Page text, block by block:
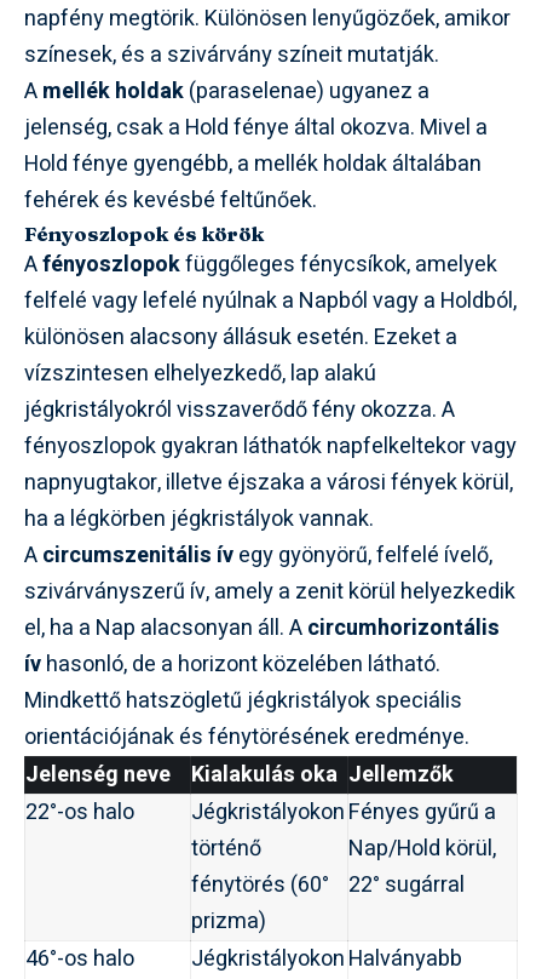
napfény megtörik. Különösen lenyűgözőek, amikor
színesek, és a szivárvány színeit mutatják.
Amellék holdak(paraselenae) ugyanez a
jelenség, csak a Hold fénye által okozva. Mivel a
Hold fénye gyengébb, a mellék holdak általában
fehérek és kevésbé feltűnőek.
Fényoszlopok és körök
Afényoszlopokfüggőleges fénycsíkok, amelyek
felfelé vagy lefelé nyúlnak a Napból vagy a Holdból,
különösen alacsony állásuk esetén. Ezeket a
vízszintesen elhelyezkedő, lap alakú
jégkristályokról visszaverődő fény okozza. A
fényoszlopok gyakran láthatók napfelkeltekor vagy
napnyugtakor, illetve éjszaka a városi fények körül,
ha a légkörben jégkristályok vannak.
Acircumszenitális ívegy gyönyörű, felfelé ívelő,
szivárványszerű ív, amely a zenit körül helyezkedik
el, ha a Nap alacsonyan áll. Acircumhorizontális
ívhasonló, de a horizont közelében látható.
Mindkettő hatszögletű jégkristályok speciális
orientációjának és fénytörésének eredménye.
Jelenség neve
Kialakulás oka Jellemzők
22°-os halo
Jégkristályokon
történő
fénytörés (60°
prizma)
Fényes gyűrű a
Nap/Hold körül,
22° sugárral
46°-os halo
JégkristályokonHalványabb